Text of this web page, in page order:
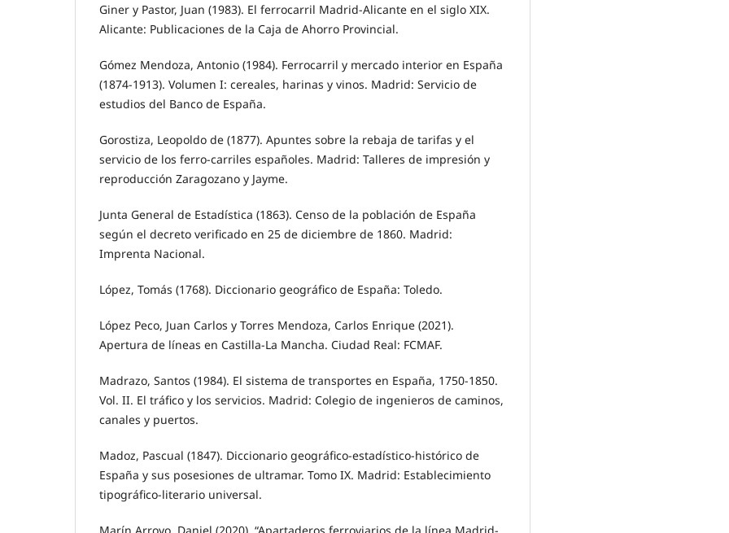
Giner y Pastor, Juan (1983). El ferrocarril Madrid-Alicante en el siglo XIX.
Alicante: Publicaciones de la Caja de Ahorro Provincial.
Gómez Mendoza, Antonio (1984). Ferrocarril y mercado interior en España
(1874-1913). Volumen I: cereales, harinas y vinos. Madrid: Servicio de
estudios del Banco de España.
Gorostiza, Leopoldo de (1877). Apuntes sobre la rebaja de tarifas y el
servicio de los ferro-carriles españoles. Madrid: Talleres de impresión y
reproducción Zaragozano y Jayme.
Junta General de Estadística (1863). Censo de la población de España
según el decreto verificado en 25 de diciembre de 1860. Madrid:
Imprenta Nacional.
López, Tomás (1768). Diccionario geográfico de España: Toledo.
López Peco, Juan Carlos y Torres Mendoza, Carlos Enrique (2021).
Apertura de líneas en Castilla-La Mancha. Ciudad Real: FCMAF.
Madrazo, Santos (1984). El sistema de transportes en España, 1750-1850.
Vol. II. El tráfico y los servicios. Madrid: Colegio de ingenieros de caminos,
canales y puertos.
Madoz, Pascual (1847). Diccionario geográfico-estadístico-histórico de
España y sus posesiones de ultramar. Tomo IX. Madrid: Establecimiento
tipográfico-literario universal.